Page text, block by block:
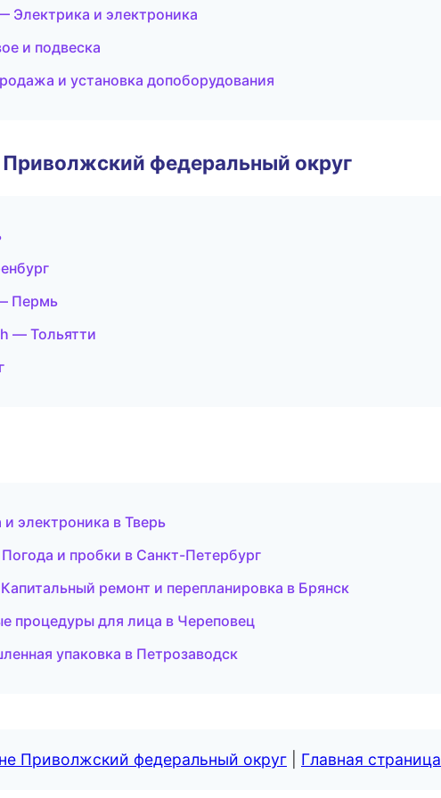
Электрика и электроника
и подвеска
и установка допоборудования
Приволжский федеральный округ
Пермь
— Тольятти
электроника в Тверь
и пробки в Санкт-Петербург
ремонт и перепланировка в Брянск
процедуры для лица в Череповец
упаковка в Петрозаводск
Приволжский федеральный округ Главная страница